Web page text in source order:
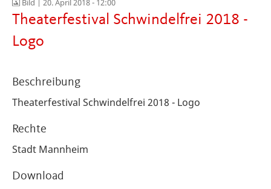
Bild | 20. April 2018 - 12:00
Theaterfestival Schwindelfrei 2018 -
Logo
Beschreibung
Theaterfestival Schwindelfrei 2018 - Logo
Rechte
Stadt Mannheim
Download